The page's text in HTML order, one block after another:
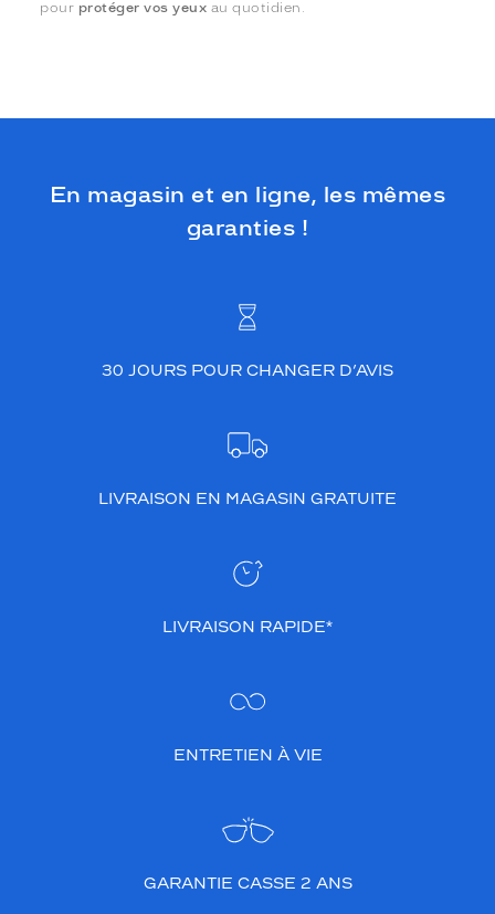
pour protéger vos yeux au quotidien.
En magasin et en ligne, les mêmes
garanties !
30 JOURS POUR CHANGER D’AVIS
LIVRAISON EN MAGASIN GRATUITE
LIVRAISON RAPIDE*
ENTRETIEN À VIE
GARANTIE CASSE 2 ANS